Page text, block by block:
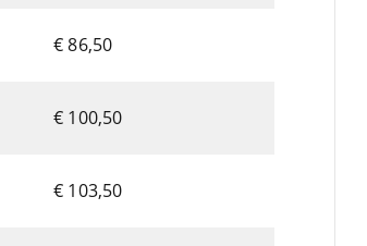
€ 86,50
€ 100,50
€ 103,50